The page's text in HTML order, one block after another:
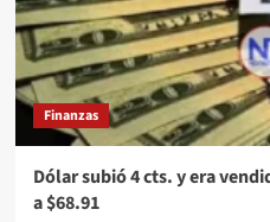
Finanzas
Dólar subió 4 cts. y era
a $68.91